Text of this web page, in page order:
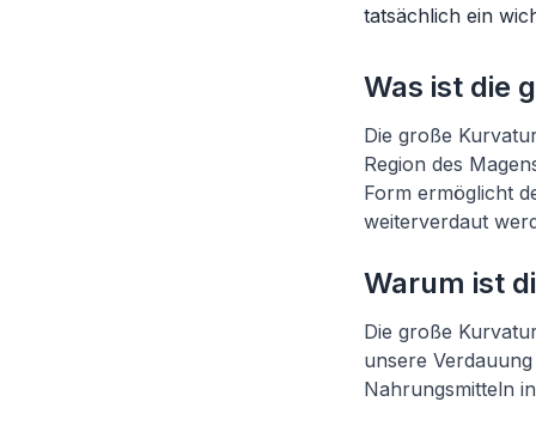
tatsächlich ein
Was ist die
Die große
Region des
Form ermöglicht
weiterverdaut
Warum ist
Die große
unsere
Nahrungsmitteln